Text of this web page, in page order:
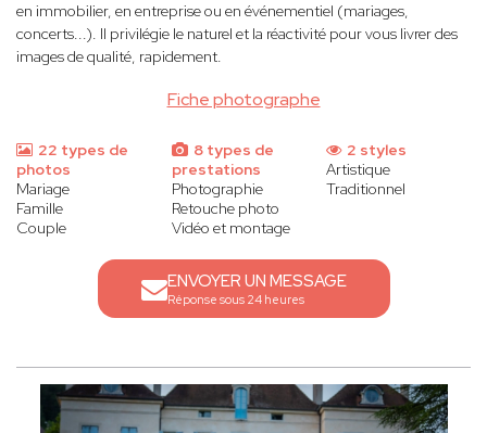
Fiche photographe
en immobilier, en entreprise ou en événementiel (mariages,
concerts...). Il privilégie le naturel et la réactivité pour vous livrer des
images de qualité, rapidement.
22 types de
photos
Mariage
Famille
Couple
8 types de
prestations
Photographie
Retouche photo
Vidéo et montage
2 styles
Artistique
Traditionnel
ENVOYER UN MESSAGE
Réponse sous 24 heures